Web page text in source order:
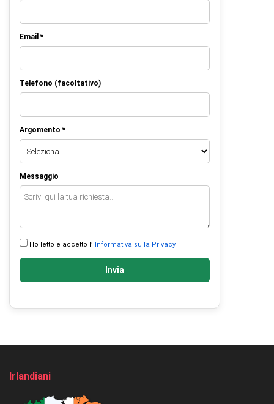
Email *
Telefono (facoltativo)
Argomento *
Messaggio
Ho letto e accetto l’ Informativa sulla Privacy
Invia
Irlandiani